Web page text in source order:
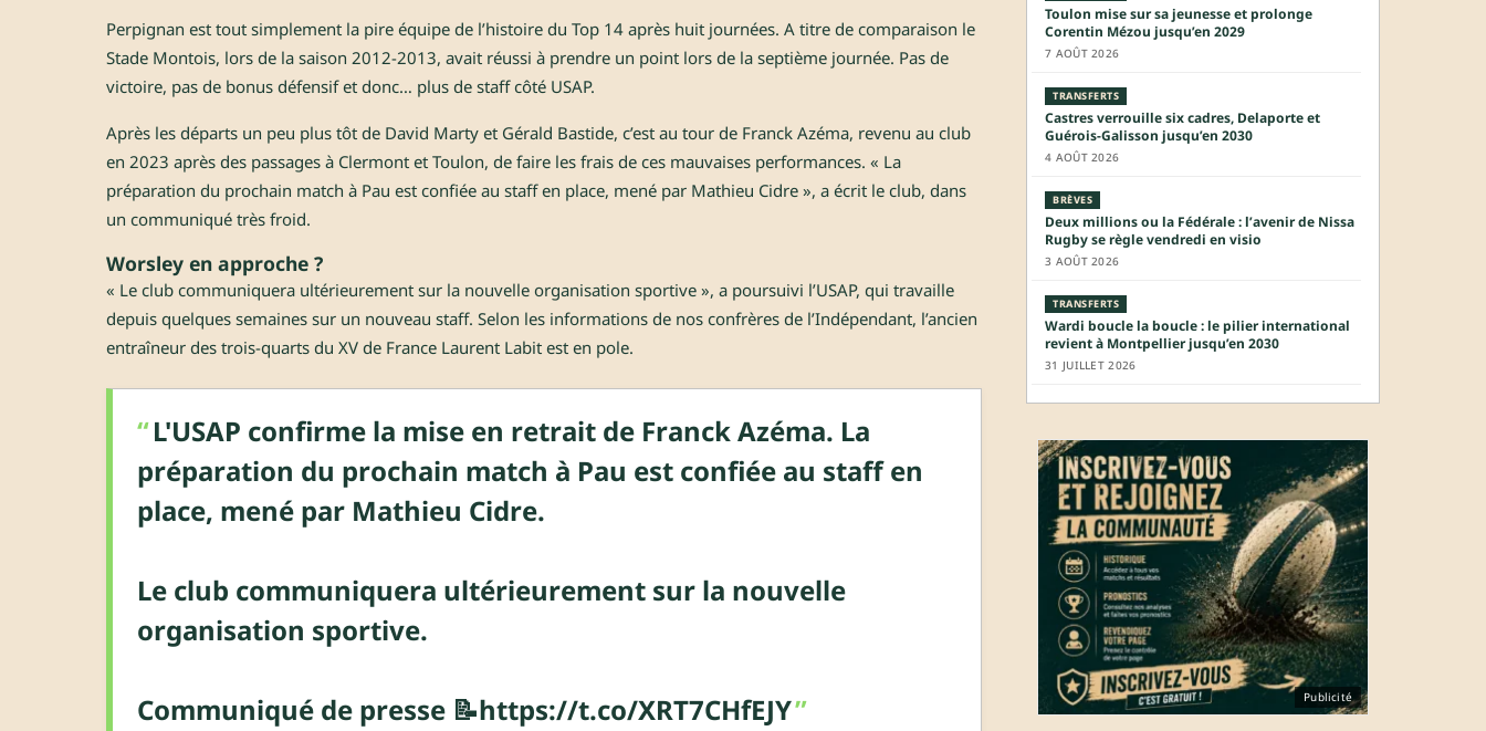
Perpignan est tout simplement la pire équipe de l’histoire du Top 14 après huit journées. A titre de comparaison le
Stade Montois, lors de la saison 2012-2013, avait réussi à prendre un point lors de la septième journée. Pas de
victoire, pas de bonus défensif et donc… plus de staff côté USAP.
Après les départs un peu plus tôt de David Marty et Gérald Bastide, c’est au tour de Franck Azéma, revenu au club
en 2023 après des passages à Clermont et Toulon, de faire les frais de ces mauvaises performances. « La
préparation du prochain match à Pau est confiée au staff en place, mené par Mathieu Cidre », a écrit le club, dans
un communiqué très froid.
Worsley en approche ?
« Le club communiquera ultérieurement sur la nouvelle organisation sportive », a poursuivi l’USAP, qui travaille
depuis quelques semaines sur un nouveau staff. Selon les informations de nos confrères de l’Indépendant, l’ancien
entraîneur des trois-quarts du XV de France Laurent Labit est en pole.
L'USAP confirme la mise en retrait de Franck Azéma. La
préparation du prochain match à Pau est confiée au staff en
place, mené par Mathieu Cidre.
Le club communiquera ultérieurement sur la nouvelle
organisation sportive.
Communiqué de presse 📝https://t.co/XRT7CHfEJY
Toulon mise sur sa jeunesse et prolonge
Corentin Mézou jusqu’en 2029
7 AOÛT 2026
TRANSFERTS
Castres verrouille six cadres, Delaporte et
Guérois-Galisson jusqu’en 2030
4 AOÛT 2026
BRÈVES
Deux millions ou la Fédérale : l’avenir de Nissa
Rugby se règle vendredi en visio
3 AOÛT 2026
TRANSFERTS
Wardi boucle la boucle : le pilier international
revient à Montpellier jusqu’en 2030
31 JUILLET 2026
Publicité